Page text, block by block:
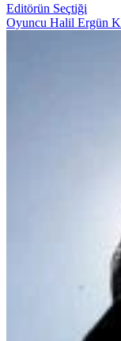
Editörün Seçtiği
Oyuncu Halil Ergün